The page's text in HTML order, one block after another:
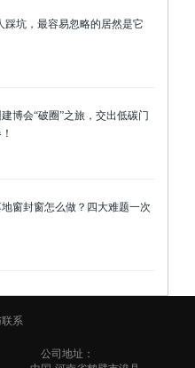
踩坑，最容易忽略的居然是它
博会“破圈”之旅，交出低碳门
窗封窗怎么做？四大难题一次
联系
公司地址：